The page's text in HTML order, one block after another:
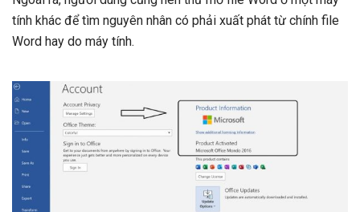
tính khác để tìm nguyên nhân có phải xuất phát từ chính file
Word hay do máy tính.